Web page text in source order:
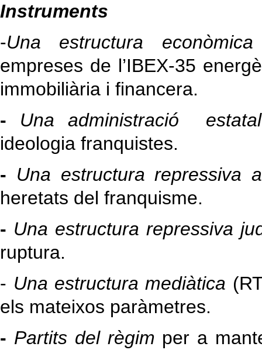
Instruments
-Una estructura econòmica
empreses de l’IBEX-35
immobiliària i financera.
- Una administració estatal
ideologia franquistes.
- Una estructura repressiva
heretats del franquisme.
- Una estructura repressiva
ruptura.
- Una estructura mediàtica
els mateixos paràmetres.
- Partits del règim per a